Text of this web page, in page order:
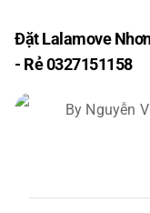
Đặt Lalamove
- Rẻ 0327151158
By Nguyễn